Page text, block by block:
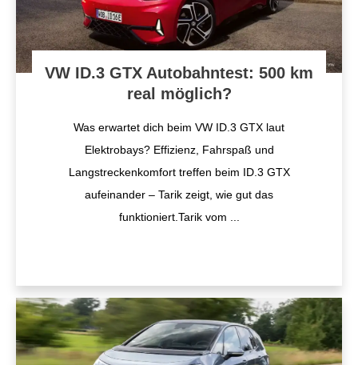
VW ID.3 GTX Autobahntest: 500 km
real möglich?
Was erwartet dich beim VW ID.3 GTX laut
Elektrobays? Effizienz, Fahrspaß und
Langstreckenkomfort treffen beim ID.3 GTX
aufeinander – Tarik zeigt, wie gut das
funktioniert.Tarik vom